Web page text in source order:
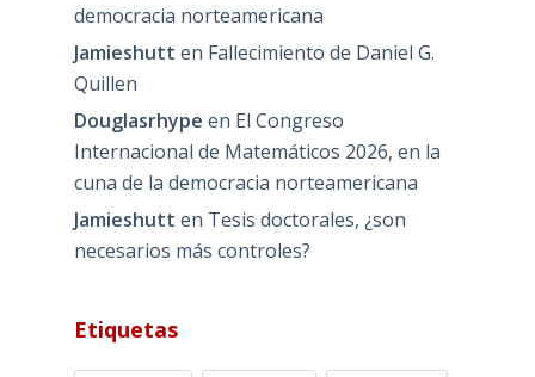
democracia norteamericana
Jamieshutt en Fallecimiento de Daniel G.
Quillen
Douglasrhype en El Congreso
Internacional de Matemáticos 2026, en la
cuna de la democracia norteamericana
Jamieshutt en Tesis doctorales, ¿son
necesarios más controles?
Etiquetas